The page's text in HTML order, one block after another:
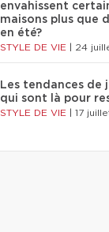
envahissent
maisons plus que
en été?
STYLE DE VIE 24
Les tendances de
qui sont là pour
STYLE DE VIE 17